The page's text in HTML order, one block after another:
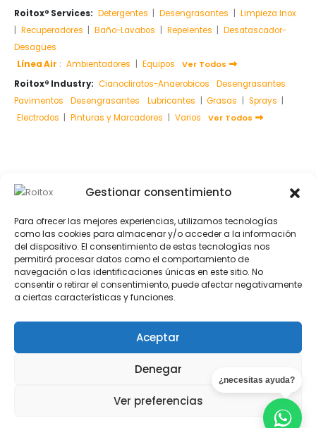
Gestionar consentimiento
Para ofrecer las mejores experiencias, utilizamos tecnologías
como las cookies para almacenar y/o acceder a la información
del dispositivo. El consentimiento de estas tecnologías nos
permitirá procesar datos como el comportamiento de
navegación o las identificaciones únicas en este sitio. No
consentir o retirar el consentimiento, puede afectar negativamente
a ciertas características y funciones.
Aceptar
Denegar
Ver preferencias
Roitox® Services: Detergentes Desengrasantes
Limpieza Inox
Recuperadores Baño-Lavabos Repelentes
Desatascador-
Desagües
Línea Air : Ambientadores Equipos
Ver Todos
Roitox® Industry: Cianocliratos-Anaerobicos
Desengrasantes
Pavimentos
Desengrasantes Lubricantes Grasas Sprays
Electrodos
Pinturas y Marcadores Varios Ver Todos
SOCIAL MEDIA
MÉTODOS DE PAGO
© 2024 Todos los derechos reservados · ROITOX® de Serglobert
by Torrent Studio®
¿necesitas ayuda?